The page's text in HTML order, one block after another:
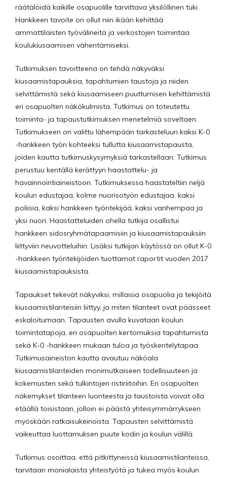
räätälöidä kaikille osapuolille tarvittava yksilöllinen tuki.
Hankkeen tavoite on ollut niin ikään kehittää
ammattilaisten työvälineitä ja verkostojen toimintaa
koulukiusaamisen vähentämiseksi.
Tutkimuksen tavoitteena on tehdä näkyväksi
kiusaamistapauksia, tapahtumien taustoja ja niiden
selvittämistä sekä kiusaamiseen puuttumisen kehittämistä
eri osapuolten näkökulmista. Tutkimus on toteutettu
toiminta- ja tapaustutkimuksen menetelmiä soveltaen.
Tutkimukseen on valittu lähempään tarkasteluun kaksi K-0
-hankkeen työn kohteeksi tullutta kiusaamistapausta,
joiden kautta tutkimuskysymyksiä tarkastellaan. Tutkimus
perustuu kentällä kerättyyn haastattelu- ja
havainnointiaineistoon. Tutkimuksessa haastateltiin neljä
koulun edustajaa, kolme nuorisotyön edustajaa, kaksi
poliisia, kaksi hankkeen työntekijää, kaksi vanhempaa ja
yksi nuori. Haastatteluiden ohella tutkija osallistui
hankkeen sidosryhmätapaamisiin ja kiusaamistapauksiin
liittyviin neuvotteluihin. Lisäksi tutkijan käytössä on ollut K-0
-hankkeen työntekijöiden tuottamat raportit vuoden 2017
kiusaamistapauksista.
Tapaukset tekevät näkyviksi, millaisia osapuolia ja tekijöitä
kiusaamistilanteisiin liittyy, ja miten tilanteet ovat päässeet
eskaloitumaan. Tapausten avulla kuvataan koulun
toimintatapoja, eri osapuolten kertomuksia tapahtumista
sekä K-0 -hankkeen mukaan tuloa ja työskentelytapaa.
Tutkimusaineiston kautta avautuu näköala
kiusaamistilanteiden monimutkaiseen todellisuuteen ja
kokemusten sekä tulkintojen ristiriitoihin. Eri osapuolten
näkemykset tilanteen luonteesta ja taustoista voivat olla
etäällä toisistaan, jolloin ei päästä yhteisymmärrykseen
myöskään ratkaisukeinoista. Tapausten selvittämistä
vaikeuttaa luottamuksen puute kodin ja koulun välillä.
Tutkimus osoittaa, että pitkittyneissä kiusaamistilanteissa,
tarvitaan monialaista yhteistyötä ja tukea myös koulun